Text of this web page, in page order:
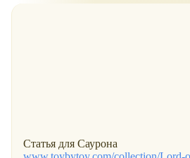
Статья для Саурона